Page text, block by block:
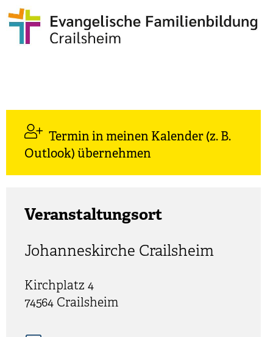
Termin in meinen Kalender (z. B.
Outlook) übernehmen
Veranstaltungsort
Johanneskirche Crailsheim
Kirchplatz 4
74564 Crailsheim